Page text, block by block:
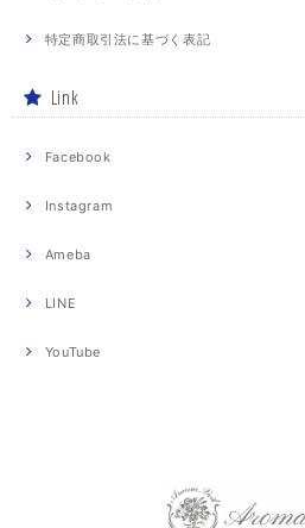
特定商取引法に基づく表記
Link
Facebook
Instagram
Ameba
LINE
YouTube